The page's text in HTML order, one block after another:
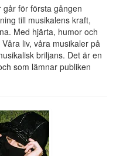
går för första gången
till musikalens kraft,
Med hjärta, humor och
liv, våra musikaler på
briljans. Det är en
som lämnar publiken